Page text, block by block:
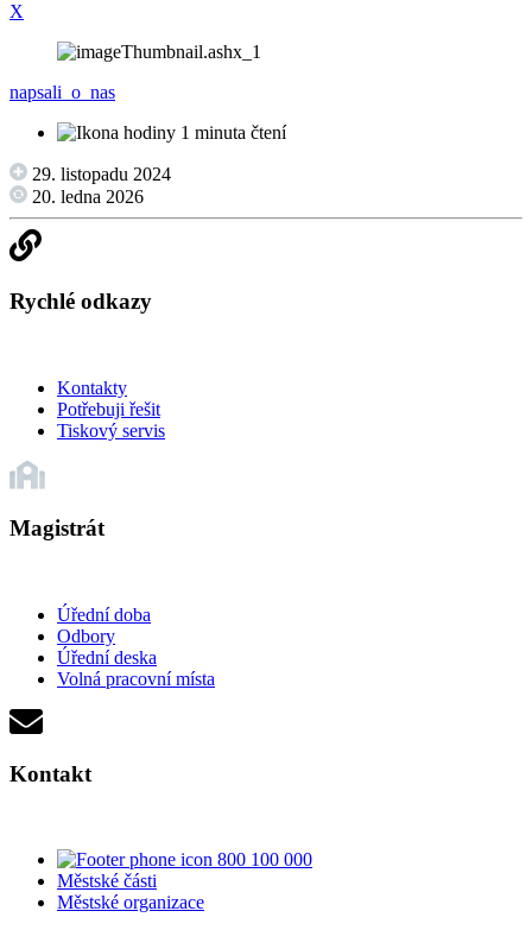
X
napsali_o_nas
1 minuta čtení
29. listopadu 2024
20. ledna 2026
Rychlé odkazy
Kontakty
Potřebuji řešit
Tiskový servis
Magistrát
Úřední doba
Odbory
Úřední deska
Volná pracovní místa
Kontakt
800 100 000
Městské části
Městské organizace